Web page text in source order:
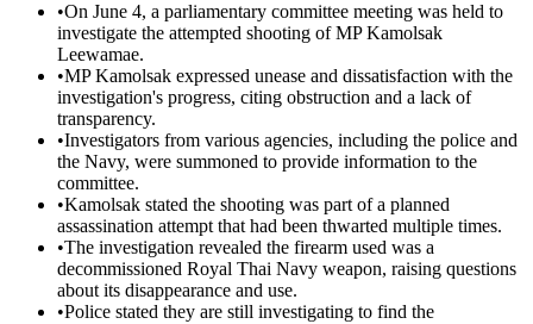
•On June 4, a parliamentary committee meeting was held to
investigate the attempted shooting of MP Kamolsak
Leewamae.
•MP Kamolsak expressed unease and dissatisfaction with the
investigation's progress, citing obstruction and a lack of
transparency.
•Investigators from various agencies, including the police and
the Navy, were summoned to provide information to the
committee.
•Kamolsak stated the shooting was part of a planned
assassination attempt that had been thwarted multiple times.
•The investigation revealed the firearm used was a
decommissioned Royal Thai Navy weapon, raising questions
about its disappearance and use.
•Police stated they are still investigating to find the